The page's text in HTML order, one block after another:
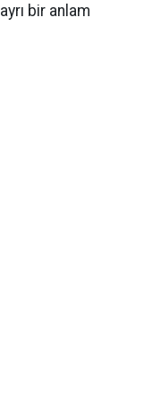
bir anlam